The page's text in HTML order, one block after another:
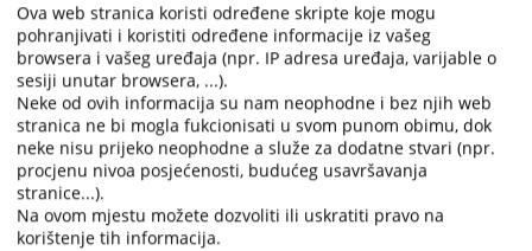
Kako mogu doći do suca koji duži moj
predmet?
Kako mogu doći do suca koji duži moj predmet?
13.10.2021.
Gdje mogu naći besplatnu pravnu pomoć?
Ova web stranica koristi određene skripte koje mogu
pohranjivati i koristiti određene informacije iz vašeg
browsera i vašeg uređaja (npr. IP adresa uređaja, varijable o
sesiji unutar browsera, ...).
Neke od ovih informacija su nam neophodne i bez njih web
stranica ne bi mogla fukcionisati u svom punom obimu, dok
neke nisu prijeko neophodne a služe za dodatne stvari (npr.
procjenu nivoa posjećenosti, budućeg usavršavanja
stranice...).
Na ovom mjestu možete dozvoliti ili uskratiti pravo na
korištenje tih informacija.